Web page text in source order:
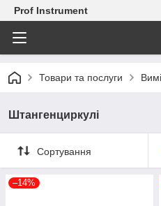
Prof Instrument
Товари та послуги
Штангенциркулі
Сортування
–14%